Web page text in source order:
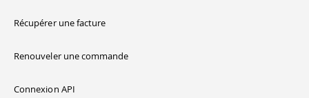
Récupérer une facture
Renouveler une commande
Connexion API